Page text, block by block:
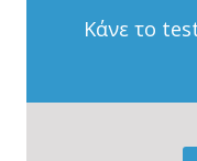
Κάνε το